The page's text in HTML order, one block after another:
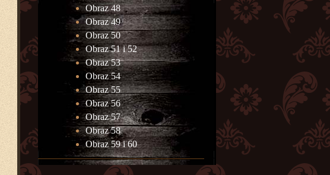
Obraz 48
Obraz 49
Obraz 50
Obraz 51 i 52
Obraz 53
Obraz 54
Obraz 55
Obraz 56
Obraz 57
Obraz 58
Obraz 59 i 60